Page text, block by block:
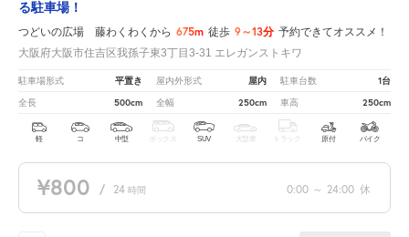
る駐車場！
つどいの広場 藤わくわくから 675m 徒歩 9～13分 予約できてオススメ！
大阪府大阪市住吉区我孫子東3丁目3-31 エレガンストキワ
駐車場形式 平置き 屋内外形式 屋内 駐車台数 1台
全長 500cm 全幅 250cm 車高 250cm
軽 コ 中型 ボックス SUV 大型車 トラック 原付 バイク
¥800 / 24 時間 0:00 ～ 24:00 休